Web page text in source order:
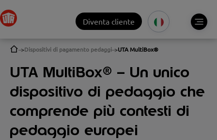
Diventa cliente
Dispositivi di pagamento pedaggi UTA MultiBox®
UTA MultiBox® – Un unico
dispositivo di pedaggio che
comprende più contesti di
pedaggio europei